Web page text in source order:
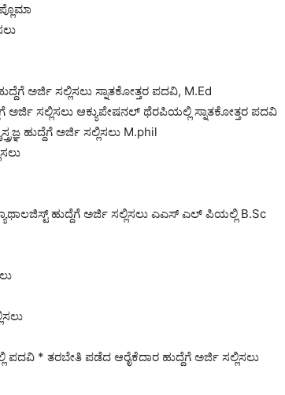
ಅರ್ಜಿ ಸಲ್ಲಿಸಲು ಸ್ನಾತಕೋತ್ತರ ಪದವಿ, M.Ed
ಅರ್ಜಿ ಸಲ್ಲಿಸಲು ಆಕ್ಯುಪೇಷನಲ್ ಥೆರಪಿಯಲ್ಲಿ ಸ್ನಾತಕೋತ್ತರ ಪದವಿ
ಹುದ್ದೆಗೆ ಅರ್ಜಿ ಸಲ್ಲಿಸಲು M.phil
ಹುದ್ದೆಗೆ ಅರ್ಜಿ ಸಲ್ಲಿಸಲು ಎಎಸ್ ಎಲ್ ಪಿಯಲ್ಲಿ B.Sc
ಪದವಿ * ತರಬೇತಿ ಪಡೆದ ಆರೈಕೆದಾರ ಹುದ್ದೆಗೆ ಅರ್ಜಿ ಸಲ್ಲಿಸಲು